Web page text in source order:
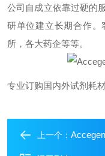
公司自成立依靠过硬的
研单位建立长期合作。
所，各大药企等等。
专业订购国内外试剂耗
上一个：